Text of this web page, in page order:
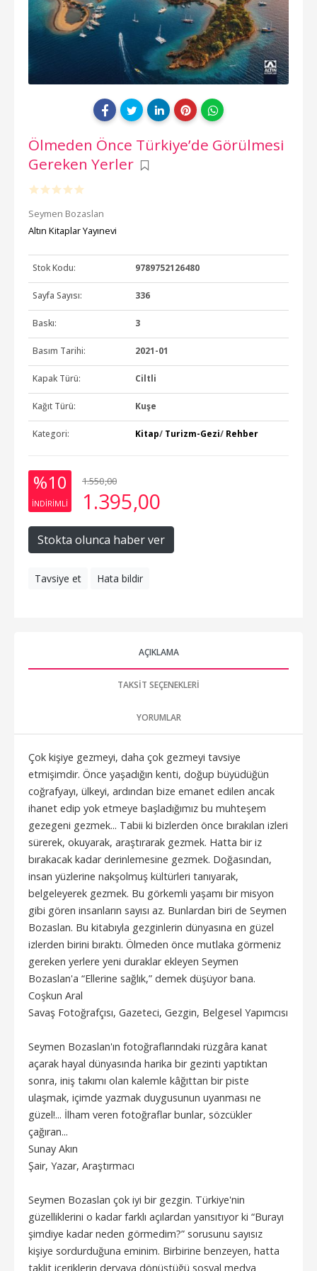
Ölmeden Önce Türkiye’de Görülmesi
Gereken Yerler
Seymen Bozaslan
Altın Kitaplar Yayınevi
Stok Kodu: 9789752126480
Sayfa Sayısı: 336
Baskı: 3
Basım Tarihi: 2021-01
Kapak Türü: Ciltli
Kağıt Türü: Kuşe
Kategori: Kitap/ Turizm-Gezi/ Rehber
%10
INDIRIMLI
1.550,00
1.395,00
Stokta olunca haber ver
Tavsiye et Hata bildir
AÇIKLAMA
TAKSIT SEÇENEKLERI
YORUMLAR
Çok kişiye gezmeyi, daha çok gezmeyi tavsiye
etmişimdir. Önce yaşadığın kenti, doğup büyüdüğün
coğrafyayı, ülkeyi, ardından bize emanet edilen ancak
ihanet edip yok etmeye başladığımız bu muhteşem
gezegeni gezmek... Tabii ki bizlerden önce bırakılan izleri
sürerek, okuyarak, araştırarak gezmek. Hatta bir iz
bırakacak kadar derinlemesine gezmek. Doğasından,
insan yüzlerine nakşolmuş kültürleri tanıyarak,
belgeleyerek gezmek. Bu görkemli yaşamı bir misyon
gibi gören insanların sayısı az. Bunlardan biri de Seymen
Bozaslan. Bu kitabıyla gezginlerin dünyasına en güzel
izlerden birini bıraktı. Ölmeden önce mutlaka görmeniz
gereken yerlere yeni duraklar ekleyen Seymen
Bozaslan'a “Ellerine sağlık,” demek düşüyor bana.
Coşkun Aral
Savaş Fotoğrafçısı, Gazeteci, Gezgin, Belgesel Yapımcısı
Seymen Bozaslan'ın fotoğraflarındaki rüzgâra kanat
açarak hayal dünyasında harika bir gezinti yaptıktan
sonra, iniş takımı olan kalemle kâğıttan bir piste
ulaşmak, içimde yazmak duygusunun uyanması ne
güzel!... İlham veren fotoğraflar bunlar, sözcükler
çağıran...
Sunay Akın
Şair, Yazar, Araştırmacı
Seymen Bozaslan çok iyi bir gezgin. Türkiye'nin
güzelliklerini o kadar farklı açılardan yansıtıyor ki “Burayı
şimdiye kadar neden görmedim?” sorusunu sayısız
kişiye sordurduğuna eminim. Birbirine benzeyen, hatta
taklit içeriklerin deryaya dönüştüğü sosyal medya